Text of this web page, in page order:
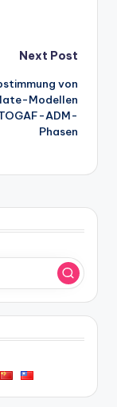
Next Post
von
Modellen
ADM-
Phasen